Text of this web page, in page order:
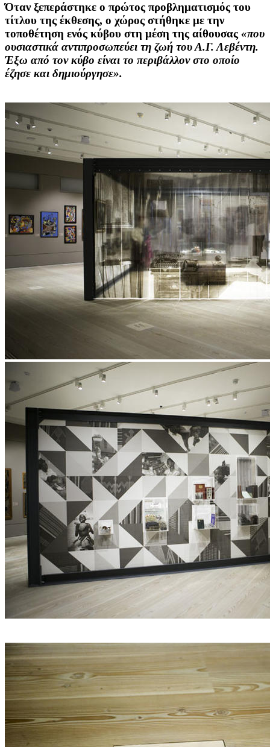
Όταν ξεπεράστηκε ο πρώτος προβληματισμός του
τίτλου της έκθεσης, ο χώρος στήθηκε με την
τοποθέτηση ενός κύβου στη μέση της αίθουσας «που
ουσιαστικά αντιπροσωπεύει τη ζωή του Α.Γ. Λεβέντη.
Έξω από τον κύβο είναι το περιβάλλον στο οποίο
έζησε και δημιούργησε».